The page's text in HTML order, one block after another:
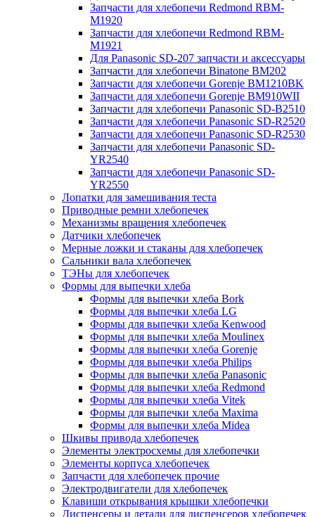
Запчасти для хлебопечи Redmond RBM-
M1920
Запчасти для хлебопечи Redmond RBM-
M1921
Для Panasonic SD-207 запчасти и аксессуары
Запчасти для хлебопечи Binatone BM202
Запчасти для хлебопечи Gorenje BM1210BK
Запчасти для хлебопечи Gorenje BM910WII
Запчасти для хлебопечи Panasonic SD-B2510
Запчасти для хлебопечи Panasonic SD-R2520
Запчасти для хлебопечи Panasonic SD-R2530
Запчасти для хлебопечи Panasonic SD-
YR2540
Запчасти для хлебопечи Panasonic SD-
YR2550
Лопатки для замешивания теста
Приводные ремни хлебопечек
Механизмы вращения хлебопечек
Датчики хлебопечек
Мерные ложки и стаканы для хлебопечек
Сальники вала хлебопечек
ТЭНы для хлебопечек
Формы для выпечки хлеба
Формы для выпечки хлеба Bork
Формы для выпечки хлеба LG
Формы для выпечки хлеба Kenwood
Формы для выпечки хлеба Moulinex
Формы для выпечки хлеба Gorenje
Формы для выпечки хлеба Philips
Формы для выпечки хлеба Panasonic
Формы для выпечки хлеба Redmond
Формы для выпечки хлеба Vitek
Формы для выпечки хлеба Maxima
Формы для выпечки хлеба Midea
Шкивы привода хлебопечек
Элементы электросхемы для хлебопечки
Элементы корпуса хлебопечек
Запчасти для хлебопечек прочие
Электродвигатели для хлебопечек
Клавиши открывания крышки хлебопечки
Диспенсеры и детали для диспенсеров хлебопечек